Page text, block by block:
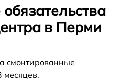
в Перми
смонтированные